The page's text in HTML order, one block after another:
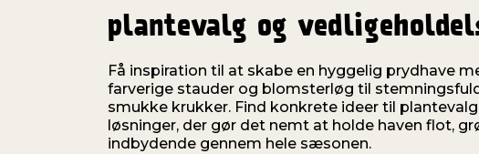
plantevalg og
Få inspiration til at skabe en hyggelig prydhave
farverige stauder og blomsterløg til
smukke krukker. Find konkrete ideer til
løsninger, der gør det nemt at holde haven flot,
indbydende gennem hele sæsonen.